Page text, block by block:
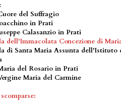
:
del Suffragio
in Prati
Calasanzio in Prati
dell'Immacolata Concezione di
di Santa Maria Assunta dell'Istituto
del Rosario in Prati
Maria del Carmine